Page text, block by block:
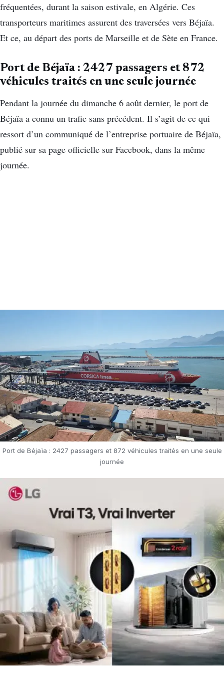
fréquentées, durant la saison estivale, en Algérie. Ces
transporteurs maritimes assurent des traversées vers Béjaïa.
Et ce, au départ des ports de Marseille et de Sète en France.
Port de Béjaïa : 2427 passagers et 872
véhicules traités en une seule journée
Pendant la journée du dimanche 6 août dernier, le port de
Béjaïa a connu un trafic sans précédent. Il s’agit de ce qui
ressort d’un communiqué de l’entreprise portuaire de Béjaïa,
publié sur sa page officielle sur Facebook, dans la même
journée.
Port de Béjaïa : 2427 passagers et 872 véhicules traités en une seule
journée